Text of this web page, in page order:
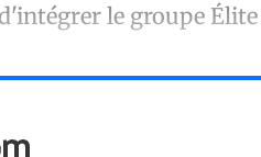
le groupe Élite